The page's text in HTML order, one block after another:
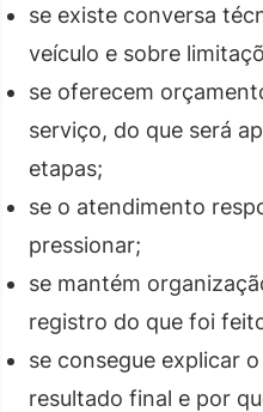
se existe conversa
veículo e sobre
se oferecem
serviço, do que será
etapas;
se o atendimento
pressionar;
se mantém
registro do que foi
se consegue explicar
resultado final e por